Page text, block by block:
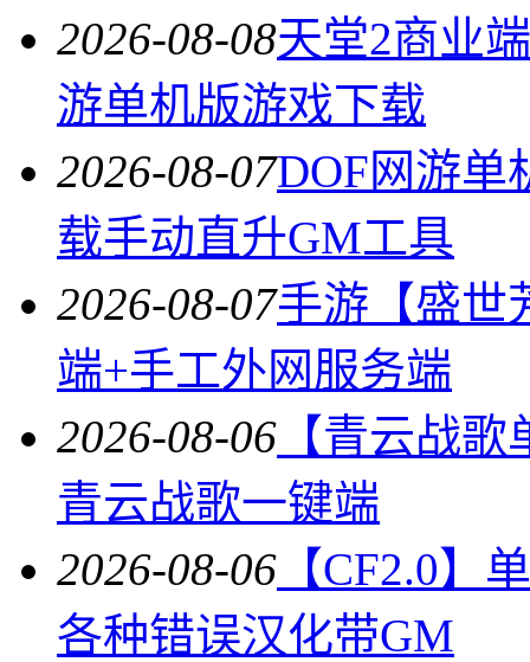
2026-08-08天堂2商业
游单机版游戏下载
2026-08-07DOF网游单
载手动直升GM工具
2026-08-07手游【盛世
端+手工外网服务端
2026-08-06 【青云战
青云战歌一键端
2026-08-06 【CF2.0】
各种错误汉化带GM